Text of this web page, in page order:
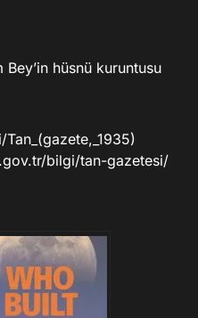
hüsnü kuruntusu
bilgi/tan-gazetesi/